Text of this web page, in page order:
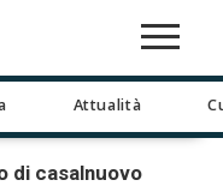
Attualità
di casalnuovo